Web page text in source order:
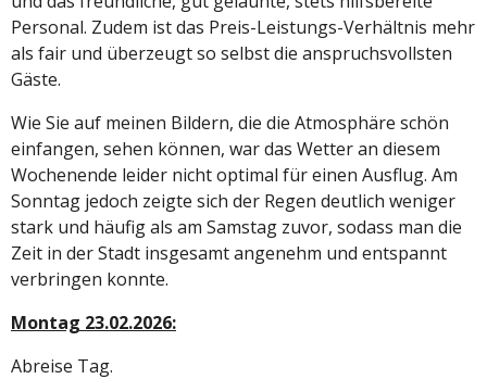
Personal. Zudem ist das Preis-Leistungs-Verhältnis mehr
als fair und überzeugt so selbst die anspruchsvollsten
Gäste.
Wie Sie auf meinen Bildern, die die Atmosphäre schön
einfangen, sehen können, war das Wetter an diesem
Wochenende leider nicht optimal für einen Ausflug. Am
Sonntag jedoch zeigte sich der Regen deutlich weniger
stark und häufig als am Samstag zuvor, sodass man die
Zeit in der Stadt insgesamt angenehm und entspannt
verbringen konnte.
Montag 23.02.2026:
Abreise Tag.